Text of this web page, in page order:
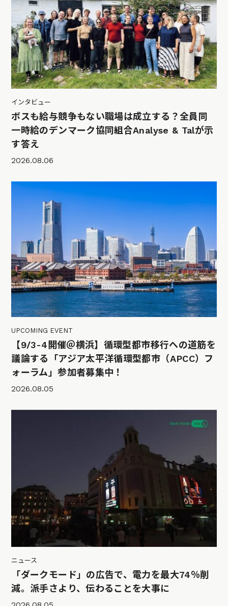
インタビュー
ボスも給与競争もない職場は成立する？全員同
一時給のデンマーク協同組合Analyse & Talが示
す答え
2026.08.06
UPCOMING EVENT
【9/3-4開催＠横浜】循環型都市移行への道筋を
議論する「アジア太平洋循環型都市（APCC）フ
ォーラム」参加者募集中！
2026.08.05
ニュース
「ダークモード」の広告で、電力を最大74％削
減。派手さより、伝わることを大事に